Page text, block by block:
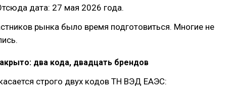
дата: 27 мая 2026 года.
рынка было время подготовиться. Многие не
два кода, двадцать брендов
строго двух кодов ТН ВЭД ЕАЭС: